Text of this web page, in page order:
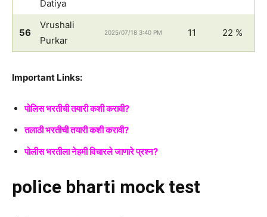
Datiya
56
Vrushali
Purkar
2025/07/18 3:40 PM 11 22 %
Important Links:
पोलिस भरतीची तयारी कशी करावी?
तलाठी भरतीची तयारी कशी करावी?
पोलीस भरतीला नेहमी विचारले जाणारे प्रश्न?
police bharti mock test